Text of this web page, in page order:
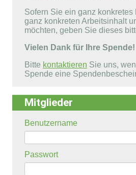
Sofern Sie ein ganz konkretes
ganz konkreten Arbeitsinhalt
möchten, geben Sie dieses
Vielen Dank für Ihre Spende!
Bitte kontaktieren Sie uns,
Spende eine
Mitglieder
Benutzername
Passwort